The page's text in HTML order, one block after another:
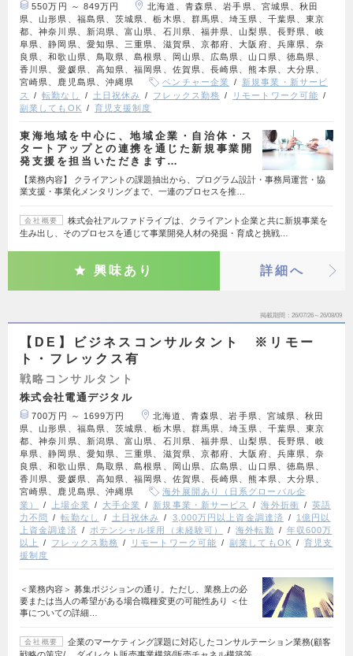
550万円 ～ 849万円
北海道、青森県、岩手県、宮城県、秋田
県、山形県、福島県、茨城県、栃木県、群馬県、埼玉県、千葉県、東京
都、神奈川県、新潟県、富山県、石川県、福井県、山梨県、長野県、岐
阜県、静岡県、愛知県、三重県、滋賀県、京都府、大阪府、兵庫県、奈
良県、和歌山県、鳥取県、島根県、岡山県、広島県、山口県、徳島県、
香川県、愛媛県、高知県、福岡県、佐賀県、長崎県、熊本県、大分県、
宮崎県、鹿児島県、沖縄県
ベンチャー企業
新規事業・新サービ
ス
転勤なし 土日祝休み フレックス勤務
リモートワーク可能
副業してもOK
育児支援制度
東海地域を中心に、地域企業・自治体・ス
タートアップとの連携を通じた新規事業開
発支援を担当いただきます…
【業務内容】 クライアントの課題抽出から、プログラム設計・事務局運営・協
業支援・事業化メンタリングまで、一連のプロセスを推…
会社概要
株式会社アルファドライブは、クライアント企業と共に新規事業を
生み出し、そのプロセスを通じて事業開発人材の発掘・育成と挑戦…
興味あり 詳細へ
掲載期間 26/07/26～26/08/09
【DE】ビジネスコンサルタント ※リモー
ト・フレックス有
戦略コンサルタント
株式会社電通デジタル
700万円 ～ 1699万円
北海道、青森県、岩手県、宮城県、秋田
県、山形県、福島県、茨城県、栃木県、群馬県、埼玉県、千葉県、東京
都、神奈川県、新潟県、富山県、石川県、福井県、山梨県、長野県、岐
阜県、静岡県、愛知県、三重県、滋賀県、京都府、大阪府、兵庫県、奈
良県、和歌山県、鳥取県、島根県、岡山県、広島県、山口県、徳島県、
香川県、愛媛県、高知県、福岡県、佐賀県、長崎県、熊本県、大分県、
宮崎県、鹿児島県、沖縄県
海外展開あり（日系グローバル企
業）
上場企業 大手企業 新規事業・新サービス 海外折衝
英語
力不問
転勤なし 土日祝休み 3,000万円以上資金調達済
1億円以
上資金調達済
ポテンシャル採用（未経験可） 海外転勤
年収600万
以上
フレックス勤務 リモートワーク可能 副業してもOK
育児支
援制度
＜業務内容＞ 募集ポジションの通り。ただし、業務上の必
要または当人の希望がある場合職種変更の可能性あり ＜仕
事についての詳細…
会社概要
企業のマーケティング課題に対応したコンサルテーション業務(顧客